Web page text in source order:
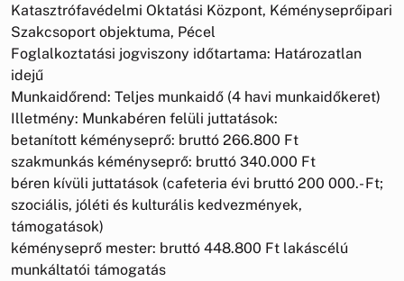
Katasztrófavédelmi Oktatási Központ, Kéményseprőipari
Szakcsoport objektuma, Pécel
Foglalkoztatási jogviszony időtartama: Határozatlan
idejű
Munkaidőrend: Teljes munkaidő (4 havi munkaidőkeret)
Illetmény: Munkabéren felüli juttatások:
betanított kéményseprő: bruttó 266.800 Ft
szakmunkás kéményseprő: bruttó 340.000 Ft
béren kívüli juttatások (cafeteria évi bruttó 200 000.- Ft;
szociális, jóléti és kulturális kedvezmények,
támogatások)
kéményseprő mester: bruttó 448.800 Ft lakáscélú
munkáltatói támogatás